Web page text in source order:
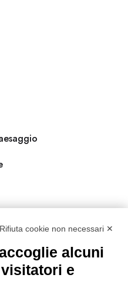
Rifiuta cookie non necessari ✕
alcuni
e